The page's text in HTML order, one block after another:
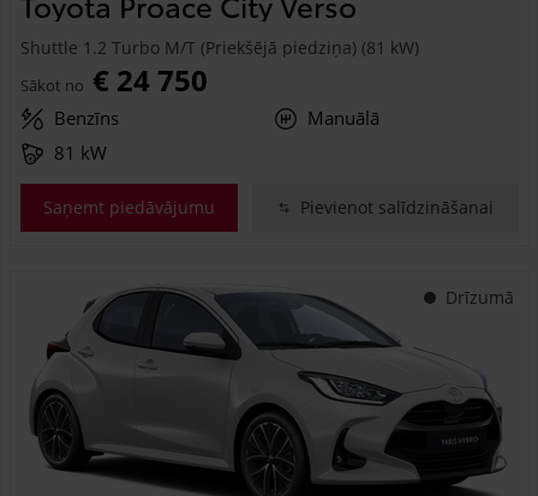
Shuttle 1.2 Turbo M/T (Priekšējā piedziņa) (81 kW)
Sākot no € 24 750
Benzīns
Manuālā
81 kW
Saņemt piedāvājumu Pievienot salīdzināšanai
Drīzumā